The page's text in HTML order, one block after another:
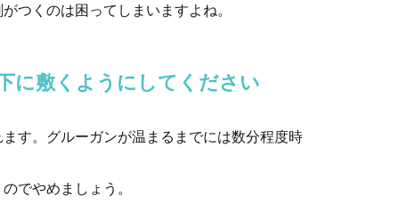
人のためのおすすめショートボブ
つくのは困ってしまいますよね。
に敷くようにしてください
す。グルーガンが温まるまでには数分程度時
でやめましょう。